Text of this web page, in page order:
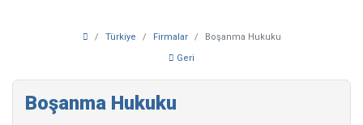
Türkiye Firmalar
Boşanma Hukuku
Geri
Boşanma Hukuku